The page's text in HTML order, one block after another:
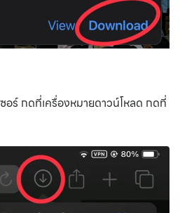
อร์ กดที่เครื่องหมายดาวน์โหลด กดที่